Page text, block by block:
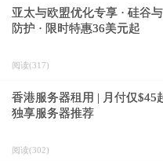
亚太与欧盟优化专享 · 硅谷
防护 · 限时特惠36美元起
阅读(317)
香港服务器租用 | 月付仅$45
独享服务器推荐
阅读(302)